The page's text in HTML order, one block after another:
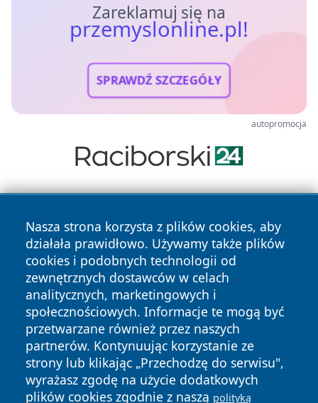
Zareklamuj się na
przemyslonline.pl!
SPRAWDŹ SZCZEGÓŁY
autopromocja
Nasza strona korzysta z plików cookies, aby
działała prawidłowo. Używamy także plików
cookies i podobnych technologii od
zewnętrznych dostawców w celach
analitycznych, marketingowych i
społecznościowych. Informacje te mogą być
przetwarzane również przez naszych
partnerów. Kontynuując korzystanie ze
strony lub klikając „Przechodzę do serwisu",
wyrażasz zgodę na użycie dodatkowych
plików cookies zgodnie z naszą polityką
Copyright © 2026 przemyslonline.pl Wszystkie prawa
zastrzeżone.
News Autorzy
Polityka
Prywatności
Polityka
Cookies